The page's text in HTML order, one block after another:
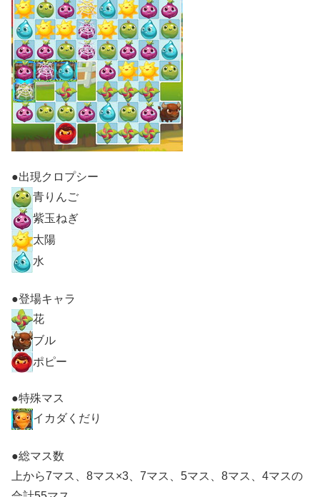
●出現クロプシー
青りんご
紫玉ねぎ
太陽
水
●登場キャラ
花
ブル
ポピー
●特殊マス
イカダくだり
●総マス数
上から7マス、8マス×3、7マス、5マス、8マス、4マスの